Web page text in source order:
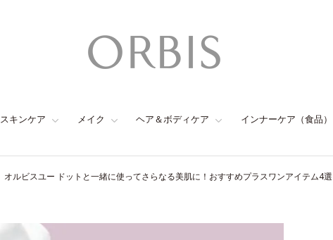
スキンケア メイク ヘア＆ボディケア インナーケア（食品）
オルビスユー ドットと一緒に使ってさらなる美肌に！おすすめプラスワンアイテム4選